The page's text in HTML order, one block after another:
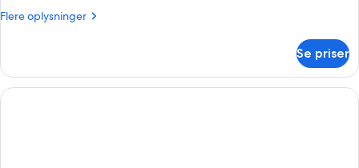
Flere oplysninger
Flere
suite
(Executive)
Se priser